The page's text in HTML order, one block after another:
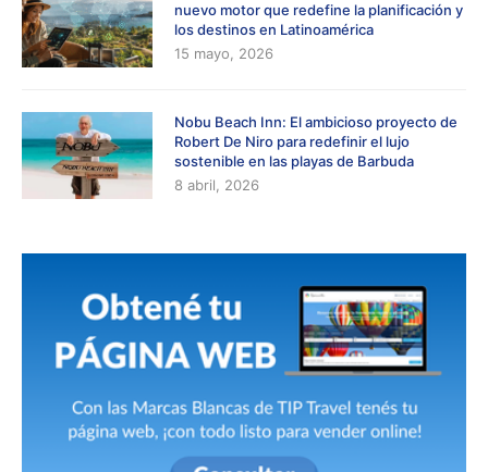
nuevo motor que redefine la planificación y
los destinos en Latinoamérica
15 mayo, 2026
Nobu Beach Inn: El ambicioso proyecto de
Robert De Niro para redefinir el lujo
sostenible en las playas de Barbuda
8 abril, 2026